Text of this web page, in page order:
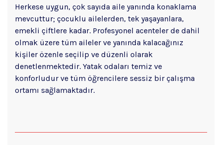
Herkese uygun, çok sayıda aile yanında konaklama
mevcuttur; çocuklu ailelerden, tek yaşayanlara,
emekli çiftlere kadar. Profesyonel acenteler de dahil
olmak üzere tüm aileler ve yanında kalacağınız
kişiler özenle seçilip ve düzenli olarak
denetlenmektedir. Yatak odaları temiz ve
konforludur ve tüm öğrencilere sessiz bir çalışma
ortamı sağlamaktadır.